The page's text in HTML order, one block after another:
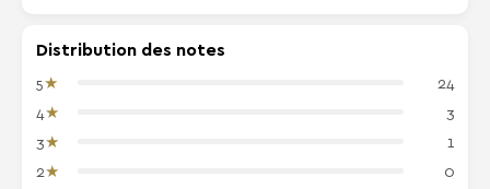
Distribution des notes
5★
24
4★
3
3★
1
2★
0